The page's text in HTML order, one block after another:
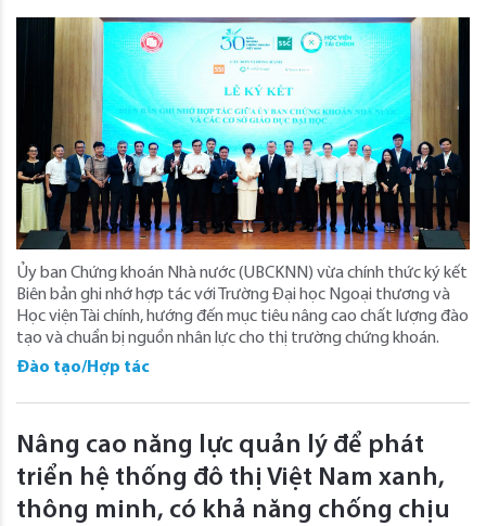
Ủy ban Chứng khoán Nhà nước (UBCKNN) vừa chính thức ký kết
Biên bản ghi nhớ hợp tác với Trường Đại học Ngoại thương và
Học viện Tài chính, hướng đến mục tiêu nâng cao chất lượng đào
tạo và chuẩn bị nguồn nhân lực cho thị trường chứng khoán.
Đào tạo/Hợp tác
Nâng cao năng lực quản lý để phát
triển hệ thống đô thị Việt Nam xanh,
thông minh, có khả năng chống chịu